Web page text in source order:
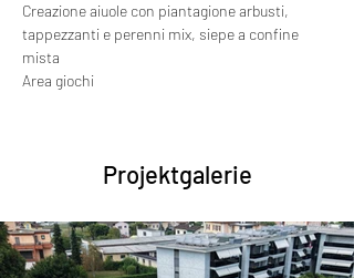
Creazione aiuole con piantagione arbusti,
tappezzanti e perenni mix, siepe a confine
mista
Area giochi
Projektgalerie